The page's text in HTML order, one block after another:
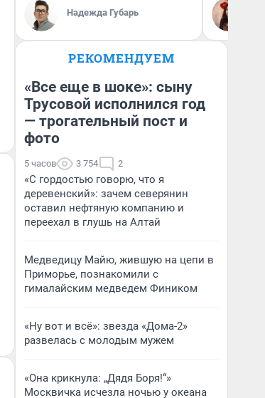
Надежда Губарь
РЕКОМЕНДУЕМ
«Все еще в шоке»: сыну
Трусовой исполнился год
— трогательный пост и
фото
5 часов 3 754 2
«С гордостью говорю, что я
деревенский»: зачем северянин
оставил нефтяную компанию и
переехал в глушь на Алтай
Медведицу Майю, жившую на цепи в
Приморье, познакомили с
гималайским медведем Фиником
«Ну вот и всё»: звезда «Дома-2»
развелась с молодым мужем
«Она крикнула: „Дядя Боря!“»
Москвичка исчезла ночью у океана